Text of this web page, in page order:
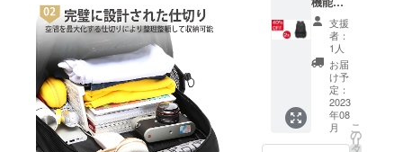
※ご注文
状況、
使用部
材の供
給状
況、製
造工程
上の都
合等に
より出
荷時期
容量
リュッ
クBG01
× 2個 ●
数量限
定！定
価から
40%OF
F 定価
53,000
支援
者：
1人
お届
け予
定：
2023
年08
月
こ
の
リ